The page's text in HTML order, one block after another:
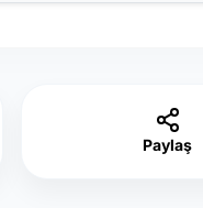
Paylaş